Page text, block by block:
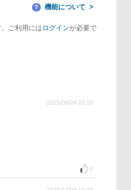
？ 機能について
ご利用にはログインが必要で
2025/09/24 20:16
0